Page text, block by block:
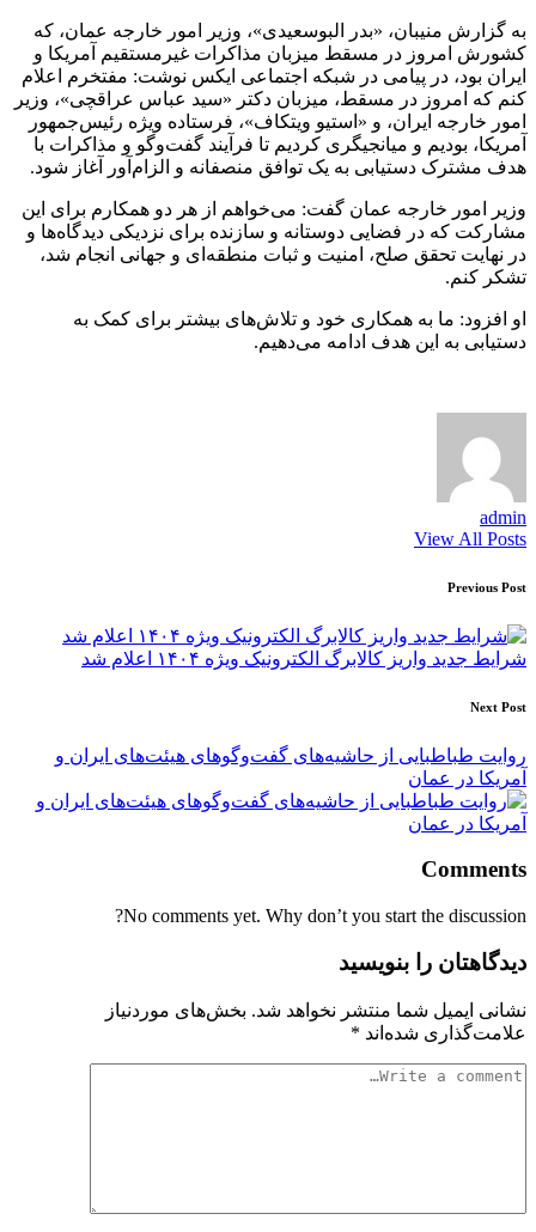
به گزارش منیبان، «بدر البوسعیدی»، وزیر امور خارجه عمان، که
کشورش امروز در مسقط میزبان مذاکرات غیرمستقیم آمریکا و
ایران بود، در پیامی در شبکه اجتماعی ایکس نوشت: مفتخرم اعلام
کنم که امروز در مسقط، میزبان دکتر «سید عباس عراقچی»، وزیر
امور خارجه ایران، و «استیو ویتکاف»، فرستاده ویژه رئیس‌جمهور
آمریکا، بودیم و میانجیگری کردیم تا فرآیند گفت‌وگو و مذاکرات با
هدف مشترک دستیابی به یک توافق منصفانه و الزام‌آور آغاز شود.
وزیر امور خارجه عمان گفت: می‌خواهم از هر دو همکارم برای این
مشارکت که در فضایی دوستانه و سازنده برای نزدیکی دیدگاه‌ها و
در نهایت تحقق صلح، امنیت و ثبات منطقه‌‎ای و جهانی انجام شد،
تشکر کنم.
او افزود: ما به همکاری خود و تلاش‌های بیشتر برای کمک به
دستیابی به این هدف ادامه می‌دهیم.
admin
View All Posts
Post
navigation
Previous Post
شرایط جدید واریز کالابرگ الکترونیک ویژه ۱۴۰۴ اعلام شد
Next Post
روایت طباطبایی از حاشیه‌های گفت‌وگوهای هیئت‌های ایران و
آمریکا در عمان
Comments
No comments yet. Why don’t you start the discussion?
دیدگاهتان را بنویسید
نشانی ایمیل شما منتشر نخواهد شد. بخش‌های موردنیاز
علامت‌گذاری شده‌اند *